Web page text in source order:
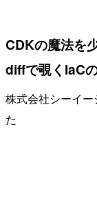
CDKの魔法を
diffで覗くIaC
株式会社シーイ
た